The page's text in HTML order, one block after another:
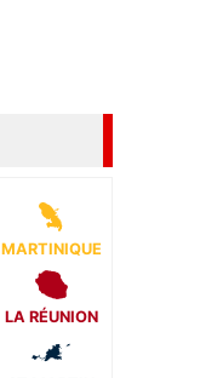
MARTINIQUE
LA RÉUNION